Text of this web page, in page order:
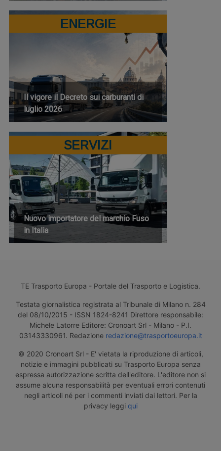
ENERGIE
Il vigore il Decreto sui carburanti di
luglio 2026
SERVIZI
Nuovo importatore del marchio Fuso
in Italia
TE Trasporto Europa - Portale del Trasporto e Logistica.
Testata giornalistica registrata al Tribunale di Milano n. 284
del 08/10/2015 - ISSN 1824-8241 Direttore responsabile:
Michele Latorre Editore: Cronoart Srl - Milano - P.I.
03143330961. Redazione redazione@trasportoeuropa.it
© 2020 Cronoart Srl - E' vietata la riproduzione di articoli,
notizie e immagini pubblicati su Trasporto Europa senza
espressa autorizzazione scritta dell'editore. L'editore non si
assume alcuna responsabilità per eventuali errori contenuti
negli articoli né per i commenti inviati dai lettori. Per la
privacy leggi qui